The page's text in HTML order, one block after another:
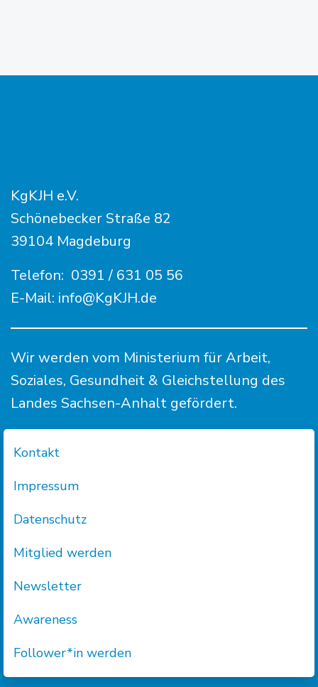
KgKJH e.V.
Schönebecker Straße 82
39104 Magdeburg
Telefon: 0391 / 631 05 56
E-Mail: info@KgKJH.de
Wir werden vom Ministerium für Arbeit,
Soziales, Gesundheit & Gleichstellung des
Landes Sachsen-Anhalt gefördert.
Kontakt
Impressum
Datenschutz
Mitglied werden
Newsletter
Awareness
Follower*in werden